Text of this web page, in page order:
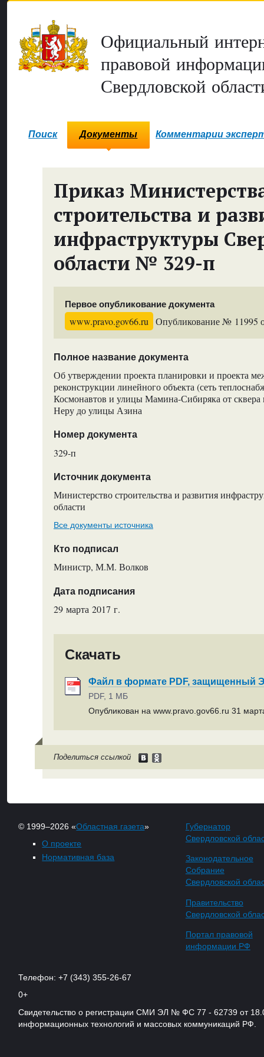
Официальный
правовой
Свердловской
Поиск Документы Комментарии
Приказ
строительства и
инфраструктуры
области № 329-п
Первое опубликование документа
www.pravo.gov66.ru Опубликование № 11995
Полное название документа
Об утверждении проекта планировки и проекта
реконструкции линейного объекта (сеть
Космонавтов и улицы Мамина-Сибиряка от
Неру до улицы Азина
Номер документа
329-п
Источник документа
Министерство строительства и развития
области
Все документы источника
Кто подписал
Министр, М.М. Волков
Дата подписания
29 марта 2017 г.
Скачать
Файл в формате PDF, защищенный
PDF, 1 МБ
Опубликован на www.pravo.gov66.ru 31
Поделиться ссылкой
© 1999–2026 «Областная газета»
О проекте
Нормативная база
Губернатор
Свердловской
Законодательное
Собрание
Свердловской
Правительство
Свердловской
Портал правовой
информации РФ
Телефон: +7 (343) 355-26-67
0+
Свидетельство о регистрации СМИ ЭЛ № ФС 77 - 62739 от
информационных технологий и массовых коммуникаций РФ.